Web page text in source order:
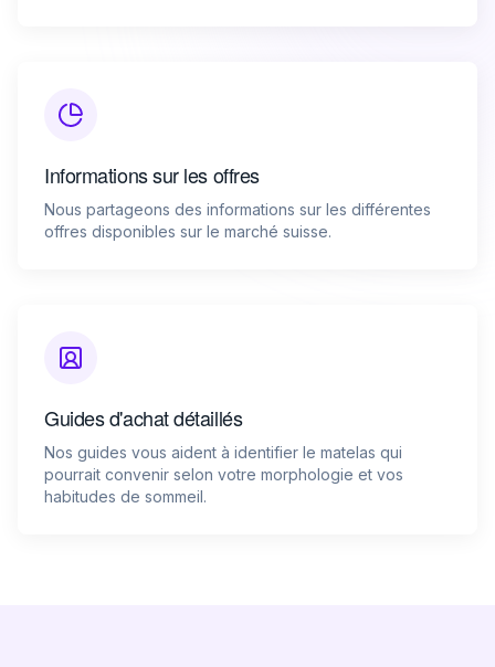
Informations sur les offres
Nous partageons des informations sur les différentes
offres disponibles sur le marché suisse.
Guides d'achat détaillés
Nos guides vous aident à identifier le matelas qui
pourrait convenir selon votre morphologie et vos
habitudes de sommeil.